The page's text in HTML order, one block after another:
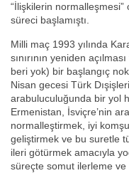
“İlişkilerin
süreci başlamıştı.
Milli maç 1993 yılında
sınırının yeniden
beri yok) bir başlangıç
Nisan gecesi Türk
arabuluculuğunda bir yol
Ermenistan, İsviçre’nin
normalleştirmek, iyi
geliştirmek ve bu suretle
ileri götürmek amacıyla
süreçte somut ilerleme ve